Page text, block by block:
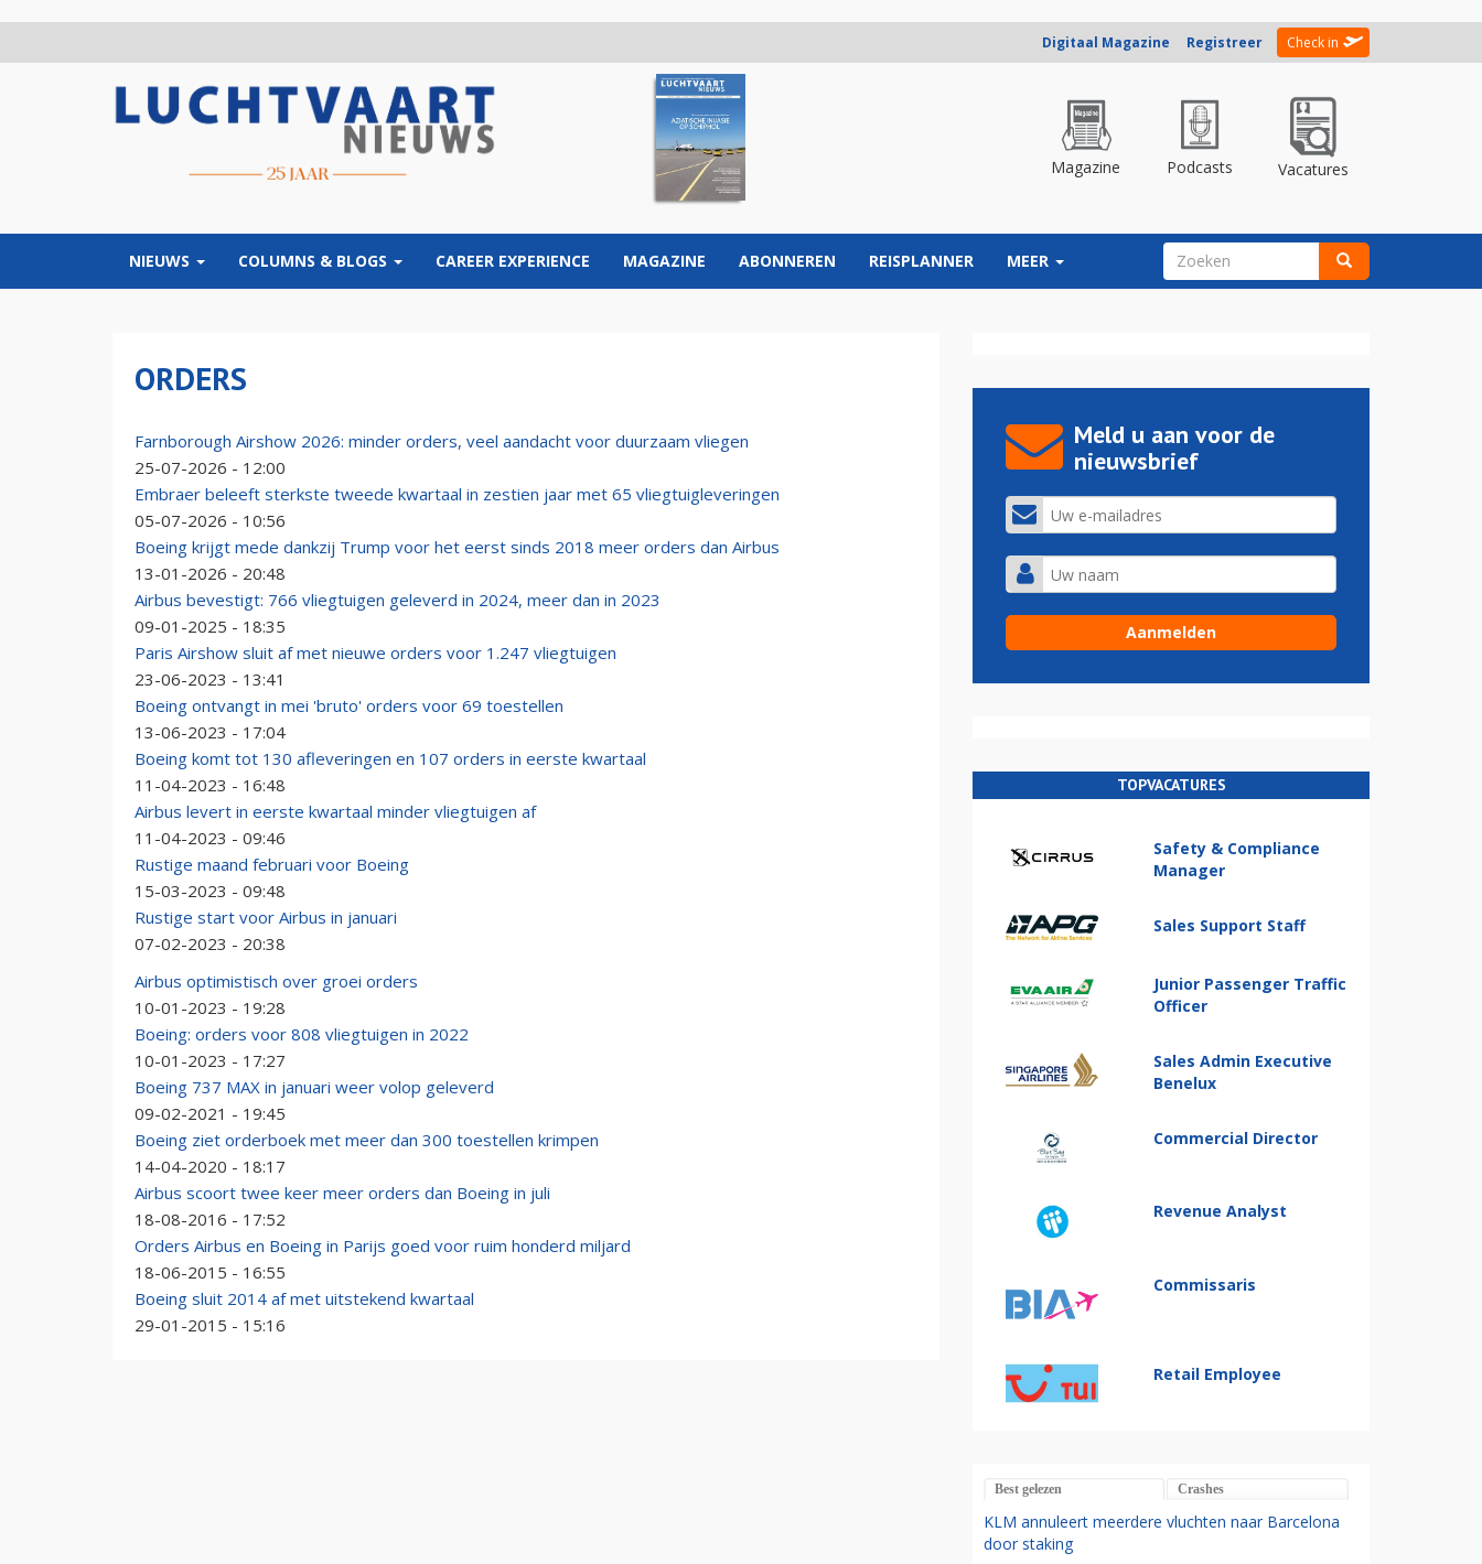
Digitaal Magazine Registreer Check in
Magazine Podcasts Vacatures
NIEUWS COLUMNS & BLOGS CAREER EXPERIENCE MAGAZINE ABONNEREN REISPLANNER MEER ZOEKVELD
ORDERS
Farnborough Airshow 2026: minder orders, veel aandacht voor duurzaam vliegen
25-07-2026 - 12:00
Embraer beleeft sterkste tweede kwartaal in zestien jaar met 65 vliegtuigleveringen
05-07-2026 - 10:56
Boeing krijgt mede dankzij Trump voor het eerst sinds 2018 meer orders dan Airbus
13-01-2026 - 20:48
Airbus bevestigt: 766 vliegtuigen geleverd in 2024, meer dan in 2023
09-01-2025 - 18:35
Paris Airshow sluit af met nieuwe orders voor 1.247 vliegtuigen
23-06-2023 - 13:41
Boeing ontvangt in mei 'bruto' orders voor 69 toestellen
13-06-2023 - 17:04
Boeing komt tot 130 afleveringen en 107 orders in eerste kwartaal
11-04-2023 - 16:48
Airbus levert in eerste kwartaal minder vliegtuigen af
11-04-2023 - 09:46
Rustige maand februari voor Boeing
15-03-2023 - 09:48
Rustige start voor Airbus in januari
07-02-2023 - 20:38
Airbus optimistisch over groei orders
10-01-2023 - 19:28
Boeing: orders voor 808 vliegtuigen in 2022
10-01-2023 - 17:27
Boeing 737 MAX in januari weer volop geleverd
09-02-2021 - 19:45
Boeing ziet orderboek met meer dan 300 toestellen krimpen
14-04-2020 - 18:17
Airbus scoort twee keer meer orders dan Boeing in juli
18-08-2016 - 17:52
Orders Airbus en Boeing in Parijs goed voor ruim honderd miljard
18-06-2015 - 16:55
Boeing sluit 2014 af met uitstekend kwartaal
29-01-2015 - 15:16
Meld u aan voor de
nieuwsbrief
TOPVACATURES
Safety & Compliance
Manager
Sales Support Staff
Junior Passenger Traffic
Officer
Sales Admin Executive
Benelux
Commercial Director
Revenue Analyst
Commissaris
Retail Employee
Best gelezen Crashes
KLM annuleert meerdere vluchten naar Barcelona
door staking